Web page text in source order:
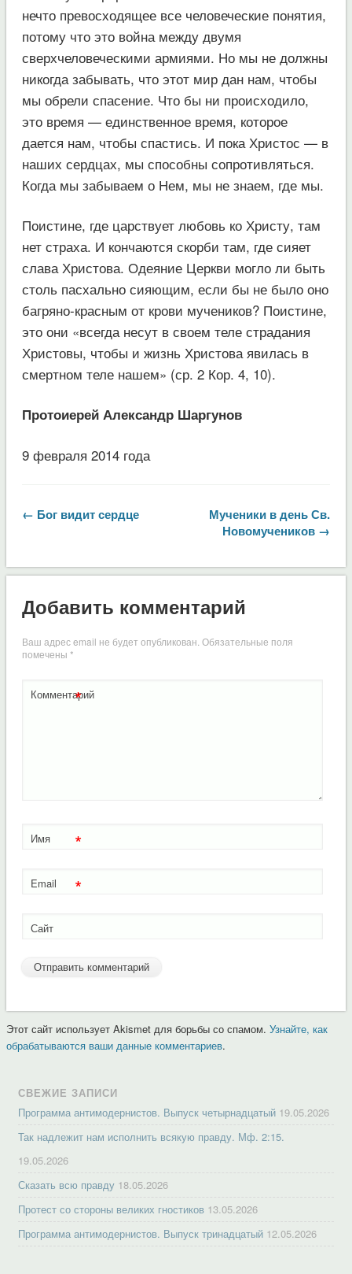
нечто превосходящее все человеческие понятия,
потому что это война между двумя
сверхчеловеческими армиями. Но мы не должны
никогда забывать, что этот мир дан нам, чтобы
мы обрели спасение. Что бы ни происходило,
это время — единственное время, которое
дается нам, чтобы спастись. И пока Христос — в
наших сердцах, мы способны сопротивляться.
Когда мы забываем о Нем, мы не знаем, где мы.
Поистине, где царствует любовь ко Христу, там
нет страха. И кончаются скорби там, где сияет
слава Христова. Одеяние Церкви могло ли быть
столь пасхально сияющим, если бы не было оно
багряно-красным от крови мучеников? Поистине,
это они «всегда несут в своем теле страдания
Христовы, чтобы и жизнь Христова явилась в
смертном теле нашем» (ср. 2 Кор. 4, 10).
Протоиерей Александр Шаргунов
9 февраля 2014 года
← Бог видит сердце
Мученики в день Св.
Новомучеников →
Добавить комментарий
Ваш адрес email не будет опубликован.Обязательные поля
помечены *
Комментарий
*
Имя *
Email *
Сайт
Этот сайт использует Akismet для борьбы со спамом. Узнайте, как
обрабатываются ваши данные комментариев.
СВЕЖИЕ ЗАПИСИ
Программа антимодернистов. Выпуск четырнадцатый 19.05.2026
Так надлежит нам исполнить всякую правду. Мф. 2:15.
19.05.2026
Сказать всю правду 18.05.2026
Протест со стороны великих гностиков 13.05.2026
Программа антимодернистов. Выпуск тринадцатый 12.05.2026